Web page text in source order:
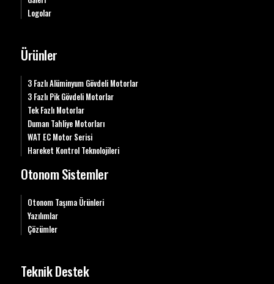
Logolar
Ürünler
3 Fazlı Alüminyum Gövdeli Motorlar
3 Fazlı Pik Gövdeli Motorlar
Tek Fazlı Motorlar
Duman Tahliye Motorları
WAT EC Motor Serisi
Hareket Kontrol Teknolojileri
Otonom Sistemler
Otonom Taşıma Ürünleri
Yazılımlar
Çözümler
Teknik Destek